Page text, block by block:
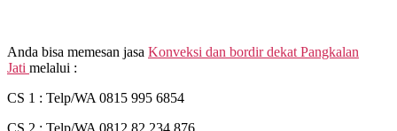
Anda bisa memesan jasa Konveksi dan bordir dekat Pangkalan
Jati melalui :
CS 1 : Telp/WA 0815 995 6854
CS 2 : Telp/WA 0812 82 234 876